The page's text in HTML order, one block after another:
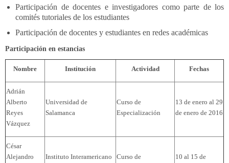
Participación de docentes e investigadores como parte de los
comités tutoriales de los estudiantes
Participación de docentes y estudiantes en redes académicas
Participación en estancias
Nombre Institución Actividad Fechas
Adrián
Alberto
Reyes
Vázquez
Universidad de
Salamanca
Curso de
Especialización
13 de enero al 29
de enero de 2016
César
Alejandro
Instituto Interamericano
Curso de
10 al 15 de